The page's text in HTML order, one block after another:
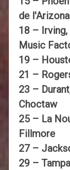
de l'Arizona
18 –
Music
19 –
21 –
23 –
Choctaw
25 – La
Fillmore
27 –
29 –